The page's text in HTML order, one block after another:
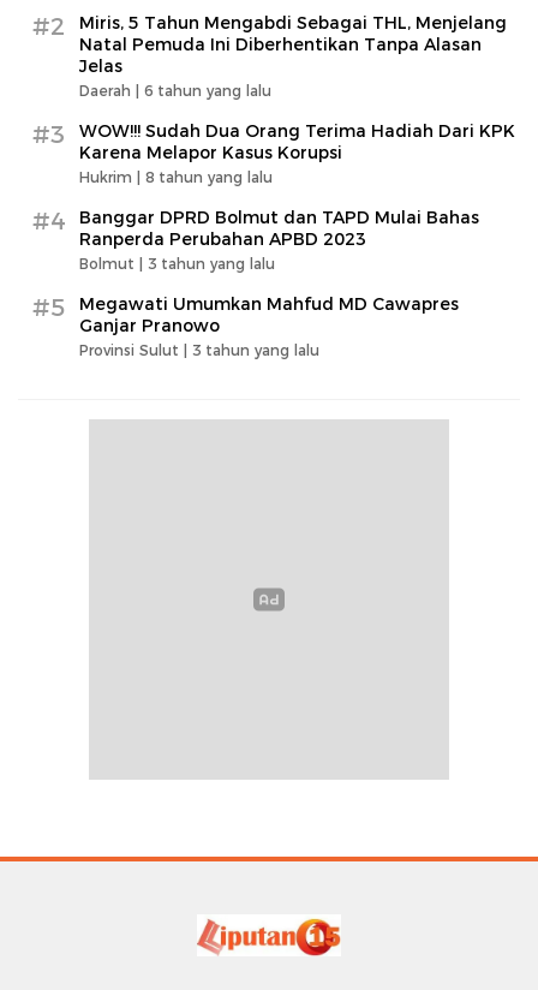
#2
Miris, 5 Tahun Mengabdi Sebagai THL, Menjelang
Natal Pemuda Ini Diberhentikan Tanpa Alasan
Jelas
Daerah | 6 tahun yang lalu
#3
WOW!!! Sudah Dua Orang Terima Hadiah Dari KPK
Karena Melapor Kasus Korupsi
Hukrim | 8 tahun yang lalu
#4
Banggar DPRD Bolmut dan TAPD Mulai Bahas
Ranperda Perubahan APBD 2023
Bolmut | 3 tahun yang lalu
#5
Megawati Umumkan Mahfud MD Cawapres
Ganjar Pranowo
Provinsi Sulut | 3 tahun yang lalu